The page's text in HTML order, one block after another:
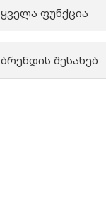
ყველა ფუნქცია
ბრენდის შესახებ